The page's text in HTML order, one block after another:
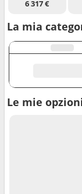
6 317 €
La mia
Le mie